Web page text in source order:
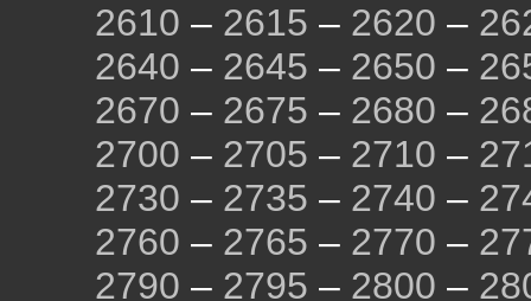
2610 – 2615 – 2620 –
2640 – 2645 – 2650 –
2670 – 2675 – 2680 –
2700 – 2705 – 2710 –
2730 – 2735 – 2740 –
2760 – 2765 – 2770 –
2790 – 2795 – 2800 –